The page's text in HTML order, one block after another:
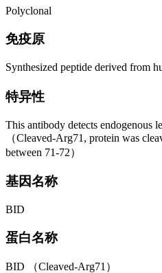
Polyclonal
免疫原
Synthesized peptide derived from
特异性
This antibody detects endogenous
（Cleaved-Arg71, protein was
between 71-72）
基因名称
BID
蛋白名称
BID （Cleaved-Arg71）